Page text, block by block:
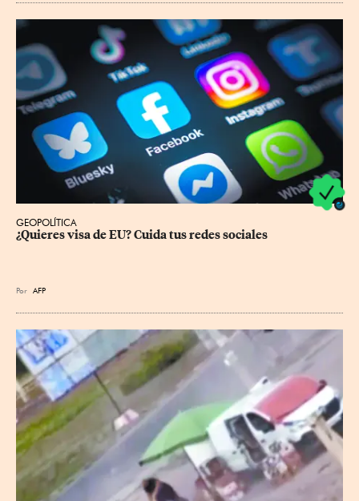
GEOPOLÍTICA
¿Quieres visa de EU? Cuida tus redes sociales
Por AFP